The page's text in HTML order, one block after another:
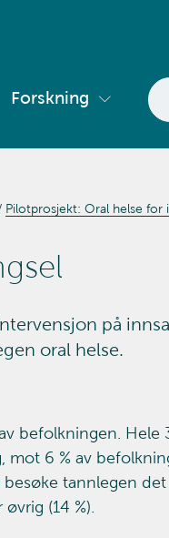
Søk
på
Forskning
Vis
undermeny
Pilotprosjekt: Oral helse for
på
oral helse.
befolkningen. Hele
mot 6 % av
tannlegen det
(14 %).